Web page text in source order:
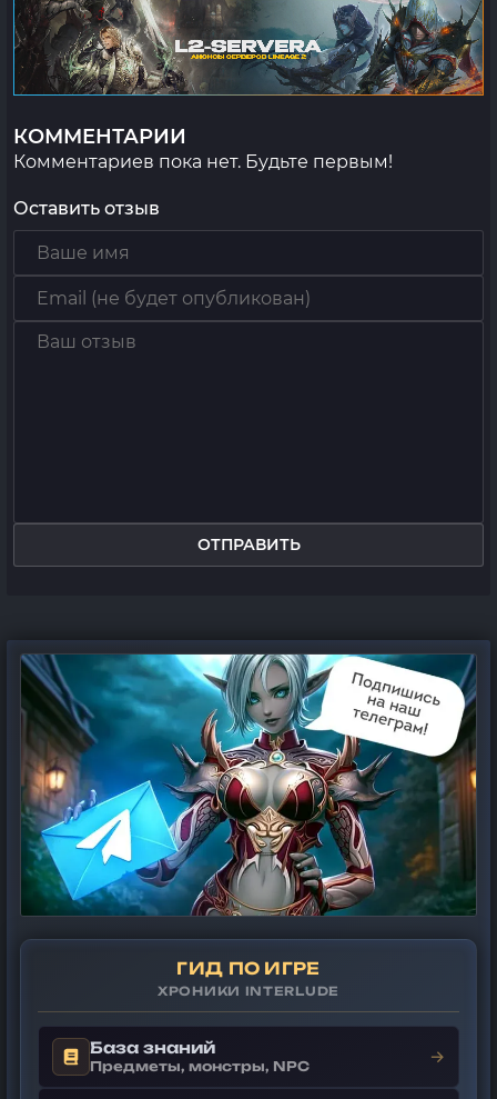
КОММЕНТАРИИ
Комментариев пока нет. Будьте первым!
Оставить отзыв
ОТПРАВИТЬ
ГИД ПО ИГРЕ
ХРОНИКИ INTERLUDE
База знаний
Предметы, монстры, NPC →